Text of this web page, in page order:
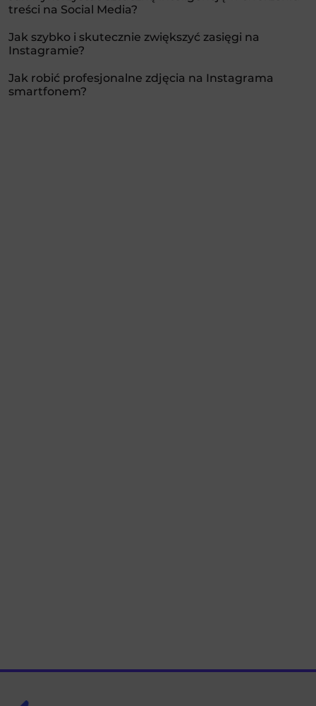
treści na Social Media?
Jak szybko i skutecznie zwiększyć zasięgi na
Instagramie?
Jak robić profesjonalne zdjęcia na Instagrama
smartfonem?